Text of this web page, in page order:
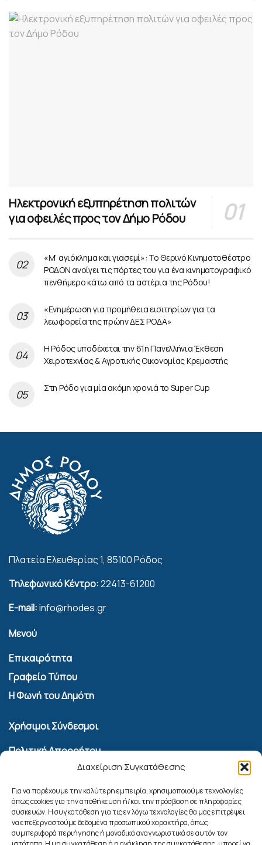
Διαχείριση Συγκατάθεσης
Για να παρέχουμε την καλύτερη εμπειρία, χρησιμοποιούμε τεχνολογίες
όπως cookies για την αποθήκευση ή/και την πρόσβαση σε πληροφορίες
συσκευών. Η συγκατάθεση για τις εν λόγω τεχνολογίες θα μας επιτρέψει
να επεξεργαστούμε δεδομένα προσωπικού χαρακτήρα, όπως
συμπεριφορά περιήγησης ή μοναδικά αναγνωριστικά σε αυτόν τον
Ηλεκτρονική εξυπηρέτηση πολιτών
για οφειλές προς τον Δήμο Ρόδου
«Μ’ αγιόκλημα και γιασεμί»: Το Θερινό Κινηματοθέατρο
ΡΟΔΟΝ ανοίγει τις πόρτες του για ένα κινηματογραφικό
πενθήμερο κάτω από τα αστέρια της Ρόδου!
«Ενημέρωση για προμήθεια εισιτηρίων για τα
λεωφορεία της πρώην ΔΕΣ ΡΟΔΑ»
Η Ρόδος υποδέχεται την 61η Πανελλήνια Έκθεση
Χειροτεχνίας & Αγροτικής Οικονομίας Κρεμαστής
Στη Ρόδο για μία ακόμη χρονιά το Super Cup
Πλατεία Ελευθερίας 1, 85100 Ρόδος
Τηλεφωνικό Κέντρο:22413-61200
E-mail:info@rhodes.gr
Μενού
Επικαιρότητα
Γραφείο Τύπου
Η Φωνή του Δημότη
Χρήσιμοι Σύνδεσμοι
Πολιτική Απορρήτου
Όροι Χρήσης Υπηρεσίας Επικοινωνίας
Πολιτική Cookies (ΕΕ)
Αναζήτηση